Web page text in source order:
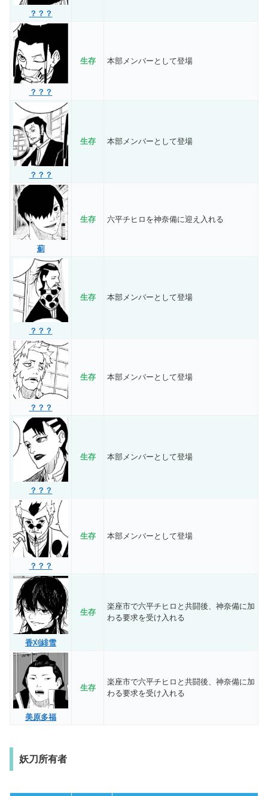
？？？
？？？
生存 本部メンバーとして登場
？？？
生存 本部メンバーとして登場
薊
生存 六平チヒロを神奈備に迎え入れる
？？？
生存 本部メンバーとして登場
？？？
生存 本部メンバーとして登場
？？？
生存 本部メンバーとして登場
？？？
生存 本部メンバーとして登場
香刈緋雪
生存
楽座市で六平チヒロと共闘後、神奈備に加
わる要求を受け入れる
美原多福
生存
楽座市で六平チヒロと共闘後、神奈備に加
わる要求を受け入れる
妖刀所有者